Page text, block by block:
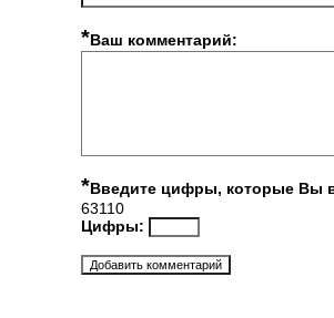
*Ваш комментарий:
*Введите цифры, которые Вы
63110
Цифры: